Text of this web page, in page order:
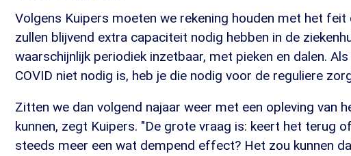
Volgens Kuipers moeten we rekening houden met het feit
zullen blijvend extra capaciteit nodig hebben in de
waarschijnlijk periodiek inzetbaar, met pieken en dalen.
COVID niet nodig is, heb je die nodig voor de reguliere
Zitten we dan volgend najaar weer met een opleving van
kunnen, zegt Kuipers. "De grote vraag is: keert het terug
steeds meer een wat dempend effect? Het zou kunnen